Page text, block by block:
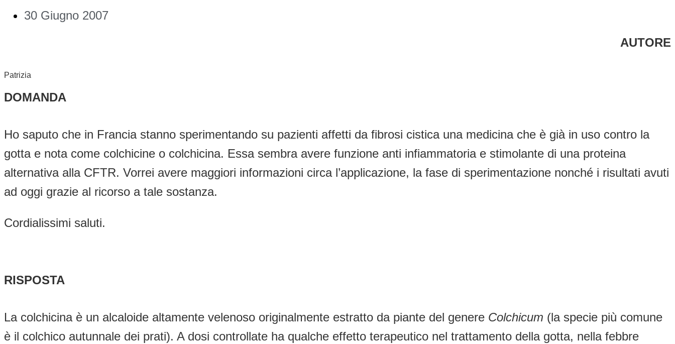
30 Giugno 2007
AUTORE
Patrizia
DOMANDA
Ho saputo che in Francia stanno sperimentando su pazienti affetti da fibrosi cistica una medicina che è già in uso contro la
gotta e nota come colchicine o colchicina. Essa sembra avere funzione anti infiammatoria e stimolante di una proteina
alternativa alla CFTR. Vorrei avere maggiori informazioni circa l’applicazione, la fase di sperimentazione nonché i risultati avuti
ad oggi grazie al ricorso a tale sostanza.
Cordialissimi saluti.
RISPOSTA
La colchicina è un alcaloide altamente velenoso originalmente estratto da piante del genere Colchicum (la specie più comune
è il colchico autunnale dei prati). A dosi controllate ha qualche effetto terapeutico nel trattamento della gotta, nella febbre